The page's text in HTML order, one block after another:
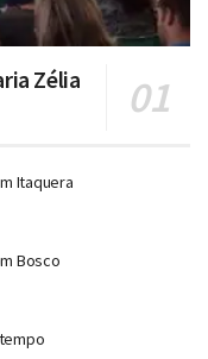
Zélia
Itaquera
Bosco